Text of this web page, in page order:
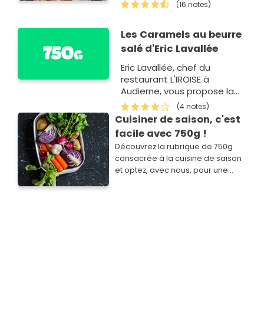
(16 notes)
Les Caramels au beurre
salé d'Eric Lavallée
Eric Lavallée, chef du
restaurant L'IROISE à
Audierne, vous propose la
recette de ces fameux
caramels au beurre salé.
(4 notes)
Cuisiner de saison, c'est
facile avec 750g !
Découvrez la rubrique de 750g
consacrée à la cuisine de saison
et optez, avec nous, pour une